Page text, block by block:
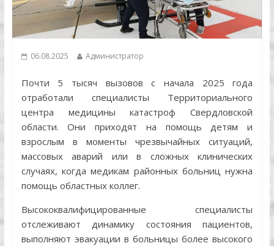
06.08.2025 Администратор
Почти 5 тысяч вызовов с начала 2025 года
отработали специалисты Территориального
центра медицины катастроф Свердловской
области. Они приходят на помощь детям и
взрослым в моменты чрезвычайных ситуаций,
массовых аварий или в сложных клинических
случаях, когда медикам районных больниц нужна
помощь областных коллег.
Высококвалифицированные специалисты
отслеживают динамику состояния пациентов,
выполняют эвакуации в больницы более высокого